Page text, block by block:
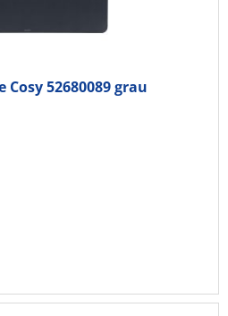
52680089 grau